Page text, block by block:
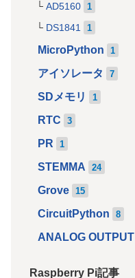
AD5160 1
DS1841 1
MicroPython 1
アイソレータ 7
SDメモリ 1
RTC 3
PR 1
STEMMA 24
Grove 15
CircuitPython 8
ANALOG OUTPUT
Raspberry Pi記事